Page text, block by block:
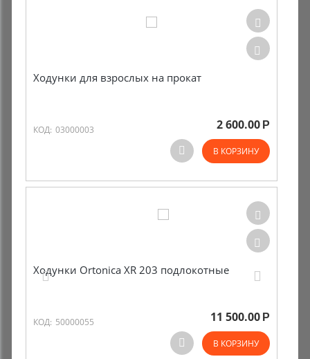
Ходунки для взрослых на прокат
КОД: 03000003 2 600.00 Р
В КОРЗИНУ
Ходунки Ortonica XR 203 подлокотные
КОД: 50000055 11 500.00 Р
В КОРЗИНУ